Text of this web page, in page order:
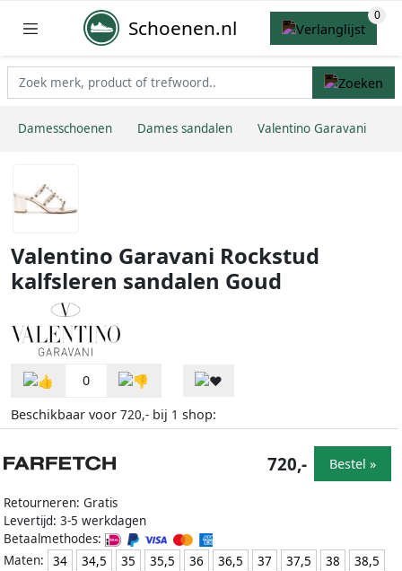
Schoenen.nl
Damesschoenen Dames sandalen Valentino Garavani
Valentino Garavani Rockstud
kalfsleren sandalen Goud
0
Beschikbaar voor 720,- bij 1 shop:
Retourneren: Gratis
Levertijd: 3-5 werkdagen
Betaalmethodes:
Maten:
34 34,5 35 35,5 36 36,5 37 37,5 38
38,5
720,- Bestel »